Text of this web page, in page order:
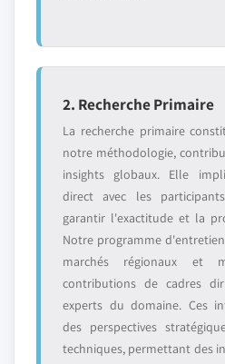
2. Recherche Primaire
La recherche primaire
notre méthodologie,
insights globaux. Elle
direct avec les
garantir l'exactitude et la
Notre programme
marchés régionaux et
contributions de cadres
experts du domaine. Ces
des perspectives
techniques, permettant des